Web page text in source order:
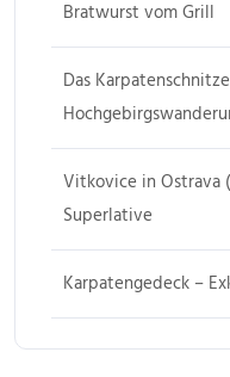
Bratwurst vom Grill
Das
Vitkovice in Ostrava
Superlative
Karpatengedeck –